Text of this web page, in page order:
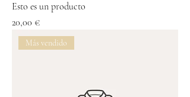
Esto es un producto
Precio
20,00 €
Más vendido